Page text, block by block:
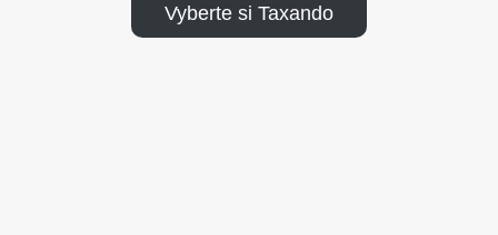
Vyberte si Taxando